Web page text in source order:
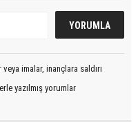
imalar, inançlara saldırı
yazılmış yorumlar